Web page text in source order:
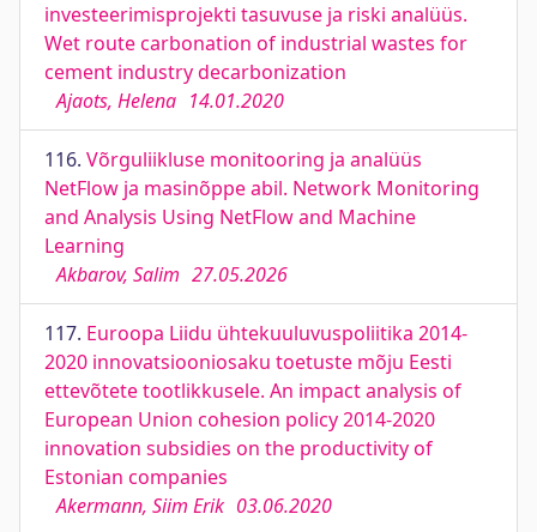
investeerimisprojekti tasuvuse ja riski analüüs.
Wet route carbonation of industrial wastes for
cement industry decarbonization
Ajaots, Helena 14.01.2020
116. Võrguliikluse monitooring ja analüüs
NetFlow ja masinõppe abil. Network Monitoring
and Analysis Using NetFlow and Machine
Learning
Akbarov, Salim 27.05.2026
117. Euroopa Liidu ühtekuuluvuspoliitika 2014-
2020 innovatsiooniosaku toetuste mõju Eesti
ettevõtete tootlikkusele. An impact analysis of
European Union cohesion policy 2014-2020
innovation subsidies on the productivity of
Estonian companies
Akermann, Siim Erik 03.06.2020